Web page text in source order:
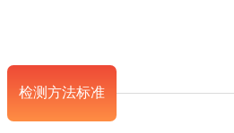
检测方法标准